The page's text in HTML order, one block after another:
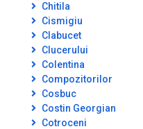
Chitila
Cismigiu
Clabucet
Clucerului
Colentina
Compozitorilor
Cosbuc
Costin Georgian
Cotroceni